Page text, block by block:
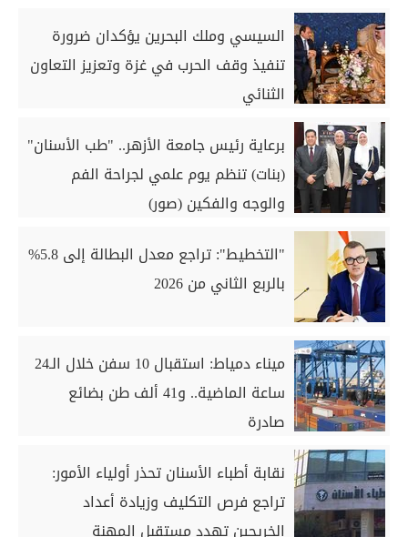
السيسي وملك البحرين يؤكدان ضرورة
تنفيذ وقف الحرب في غزة وتعزيز التعاون
الثنائي
برعاية رئيس جامعة الأزهر.. "طب الأسنان"
(بنات) تنظم يوم علمي لجراحة الفم
والوجه والفكين (صور)
"التخطيط": تراجع معدل البطالة إلى 5.8%
بالربع الثاني من 2026
ميناء دمياط: استقبال 10 سفن خلال الـ24
ساعة الماضية.. و41 ألف طن بضائع
صادرة
نقابة أطباء الأسنان تحذر أولياء الأمور:
تراجع فرص التكليف وزيادة أعداد
الخريجين تهدد مستقبل المهنة